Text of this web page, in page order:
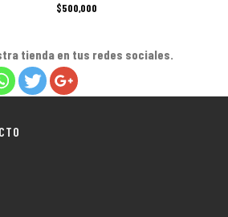
$500,000
tienda en tus redes sociales.